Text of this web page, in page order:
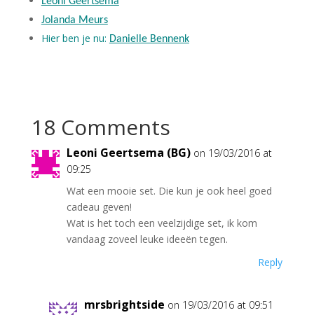
Jolanda Meurs
Hier ben je nu: Danielle Bennenk
18 Comments
Leoni Geertsema (BG) on 19/03/2016 at
09:25
Wat een mooie set. Die kun je ook heel goed
cadeau geven!
Wat is het toch een veelzijdige set, ik kom
vandaag zoveel leuke ideeën tegen.
Reply
mrsbrightside on 19/03/2016 at 09:51